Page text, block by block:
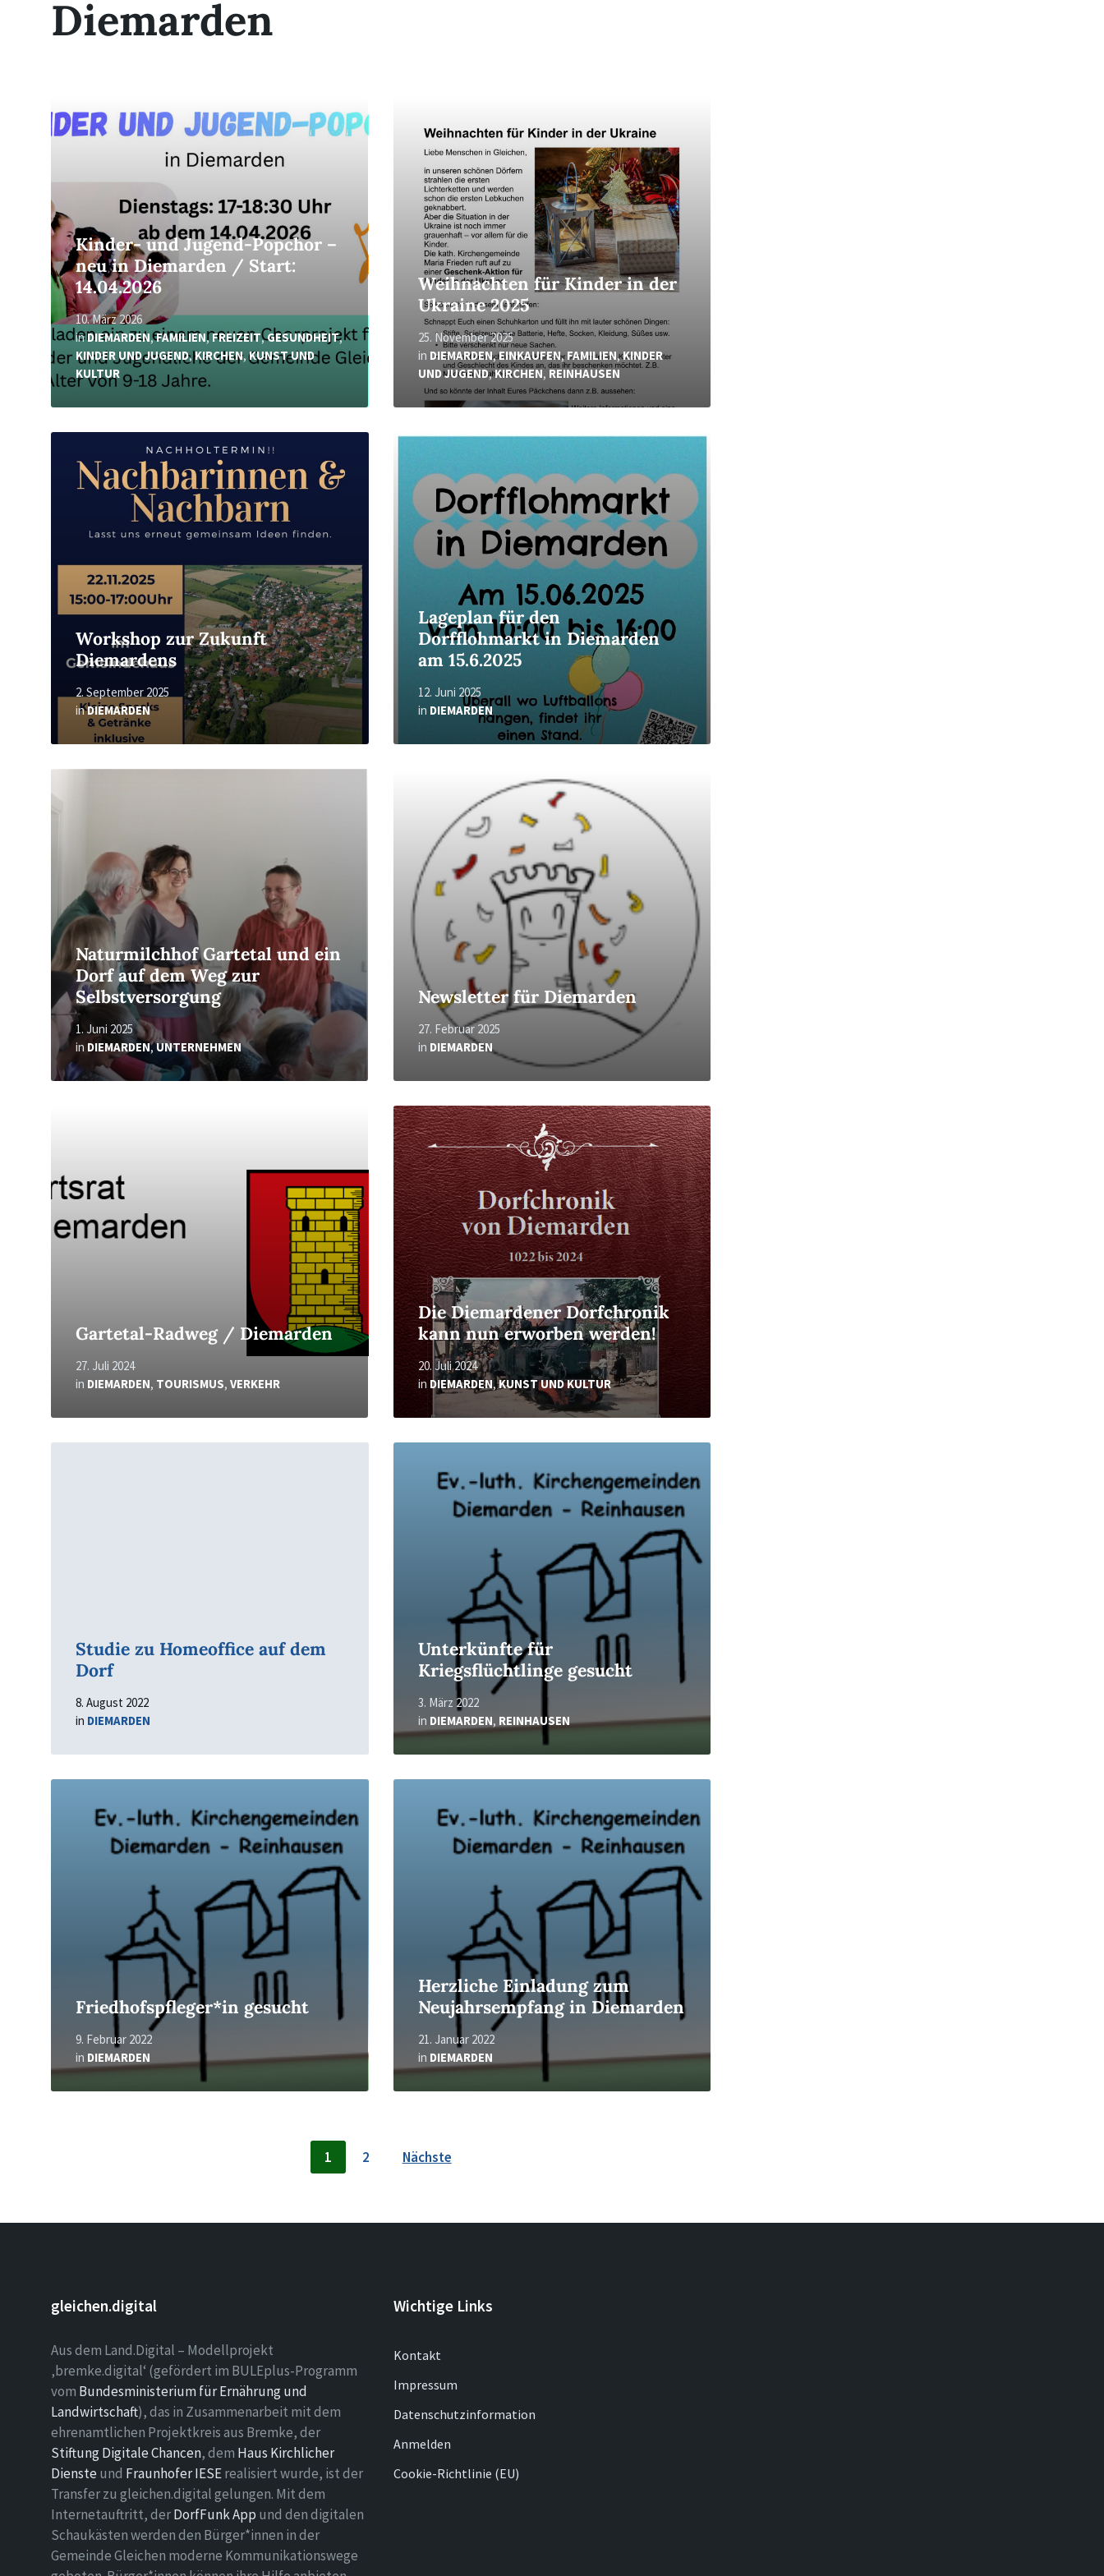
Diemarden
Kinder- und Jugend-Popchor –
neu in Diemarden / Start:
14.04.2026
10. März 2026
inDIEMARDEN,FAMILIEN,FREIZEIT,GESUNDHEIT,
KINDER UND JUGEND,KIRCHEN,KUNST UND
KULTUR
More
Weihnachten für Kinder in der
Ukraine 2025
25. November 2025
in DIEMARDEN,EINKAUFEN,FAMILIEN,KINDER
UND JUGEND,KIRCHEN, REINHAUSEN
Workshop zur Zukunft
Diemardens
2. September 2025
inDIEMARDEN
Read
Lageplan für den
Dorfflohmarkt in Diemarden
am 15.6.2025
12. Juni 2025
in DIEMARDEN
Read
Naturmilchhof Gartetal und ein
Dorf auf dem Weg zur
Selbstversorgung
1. Juni 2025
in DIEMARDEN,UNTERNEHMEN
Read
Newsletter für Diemarden
27. Februar 2025
in DIEMARDEN
Gartetal-Radweg / Diemarden
27. Juli 2024
in DIEMARDEN, TOURISMUS, VERKEHR
Die Diemardener Dorfchronik
kann nun erworben werden!
20. Juli 2024
in DIEMARDEN,KUNST UND KULTUR
Read
More
Studie zu Homeoffice auf dem
Dorf
8. August 2022
in DIEMARDEN
Read
Unterkünfte für
Kriegsflüchtlinge gesucht
3. März 2022
in DIEMARDEN, REINHAUSEN
Read
Friedhofspfleger*in gesucht
9. Februar 2022
in DIEMARDEN
Read
Herzliche Einladung zum
Neujahrsempfang in Diemarden
21. Januar 2022
in DIEMARDEN
Read
Beiträge
1 2 Nächste
gleichen.digital
Aus dem Land.Digital – Modellprojekt
‚bremke.digital‘ (gefördert im BULEplus-Programm
vom Bundesministerium für Ernährung und
Landwirtschaft), das in Zusammenarbeit mit dem
ehrenamtlichen Projektkreis aus Bremke, der
Stiftung Digitale Chancen, dem Haus Kirchlicher
Dienste und Fraunhofer IESErealisiert wurde, ist der
Transfer zu gleichen.digital gelungen. Mit dem
Internetauftritt, derDorfFunk App und den digitalen
Schaukästen werden den Bürger*innen in der
Gemeinde Gleichen moderne Kommunikationswege
Wichtige Links
Kontakt
Impressum
Datenschutzinformation
Anmelden
Cookie-Richtlinie (EU)